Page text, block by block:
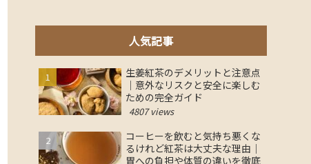
人気記事
生姜紅茶のデメリットと注意点
｜意外なリスクと安全に楽しむ
ための完全ガイド
4807 views
コーヒーを飲むと気持ち悪くな
るけれど紅茶は大丈夫な理由｜
胃への負担や体質の違いを徹底